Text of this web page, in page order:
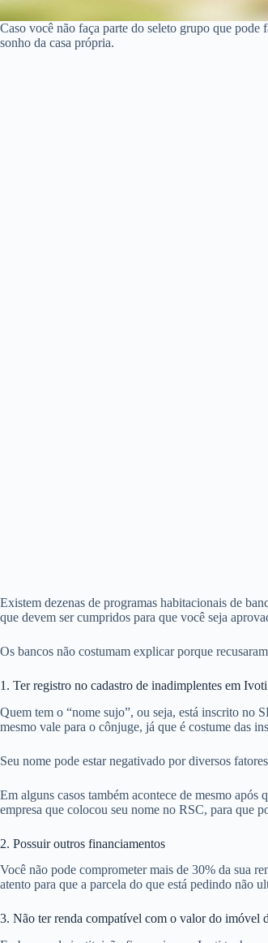
Caso você não faça parte do seleto grupo que
sonho da casa própria.
Existem dezenas de programas habitacionais de
que devem ser cumpridos para que você seja
Os bancos não costumam explicar porque
1. Ter registro no cadastro de inadimplentes em Ivoti
Quem tem o “nome sujo”, ou seja, está inscrito no
mesmo vale para o cônjuge, já que é costume das
Seu nome pode estar negativado por diversos
Em alguns casos também acontece de mesmo
empresa que colocou seu nome no RSC, para que
2. Possuir outros financiamentos
Você não pode comprometer mais de 30% da sua
atento para que a parcela do que está pedindo não
3. Não ter renda compatível com o valor do imóvel